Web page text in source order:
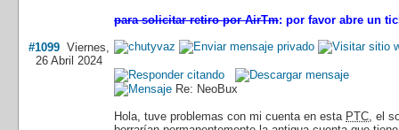
para solicitar retiro por AirTm: por favor abre un
#1099Viernes,
26 Abril 2024
Re: NeoBux
Hola, tuve problemas con mi cuenta en esta PTC, el